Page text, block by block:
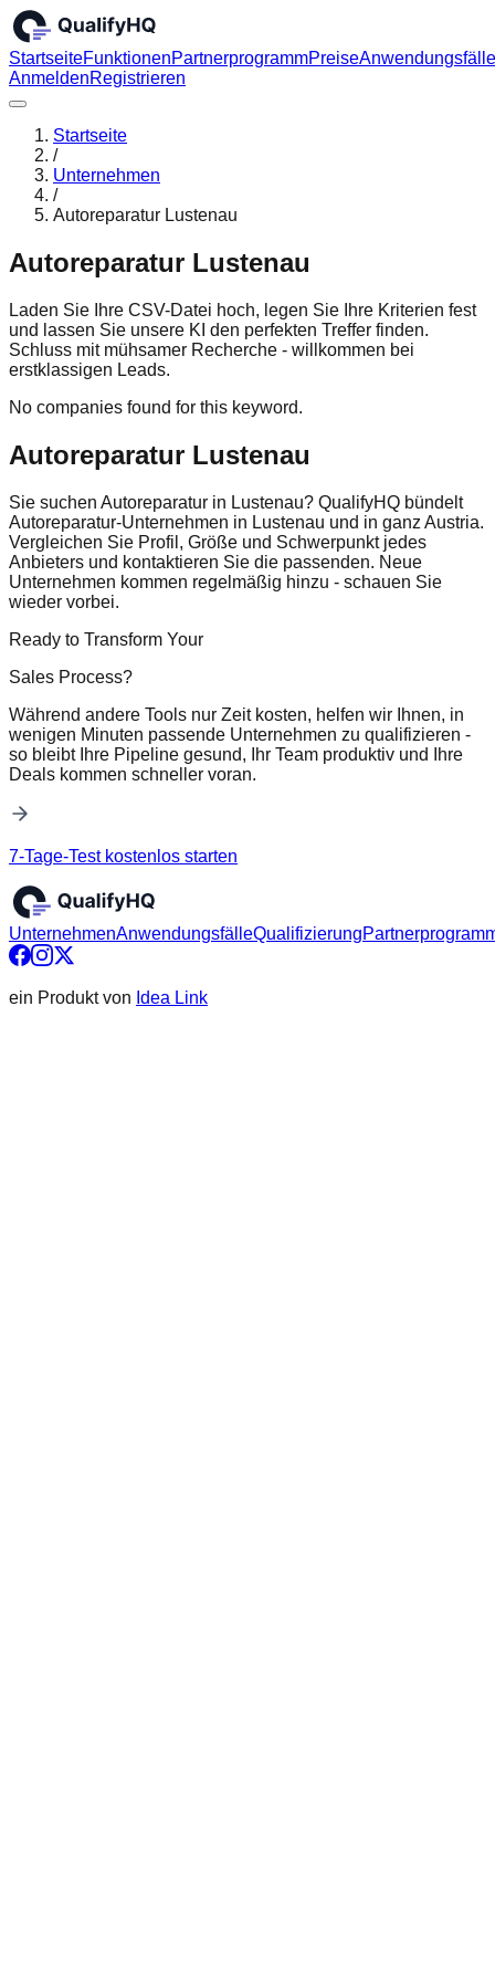
StartseiteFunktionenPartnerprogrammPreiseAnwendungsfälle
AnmeldenRegistrieren
Startseite
/
Unternehmen
/
Autoreparatur Lustenau
Autoreparatur Lustenau
Laden Sie Ihre CSV-Datei hoch, legen Sie Ihre Kriterien fest
und lassen Sie unsere KI den perfekten Treffer finden.
Schluss mit mühsamer Recherche - willkommen bei
erstklassigen Leads.
No companies found for this keyword.
Autoreparatur Lustenau
Sie suchen Autoreparatur in Lustenau? QualifyHQ bündelt
Autoreparatur-Unternehmen in Lustenau und in ganz Austria.
Vergleichen Sie Profil, Größe und Schwerpunkt jedes
Anbieters und kontaktieren Sie die passenden. Neue
Unternehmen kommen regelmäßig hinzu - schauen Sie
wieder vorbei.
Ready to Transform Your
Sales Process?
Während andere Tools nur Zeit kosten, helfen wir Ihnen, in
wenigen Minuten passende Unternehmen zu qualifizieren -
so bleibt Ihre Pipeline gesund, Ihr Team produktiv und Ihre
Deals kommen schneller voran.
7-Tage-Test kostenlos starten
UnternehmenAnwendungsfälleQualifizierung
ein Produkt von Idea Link